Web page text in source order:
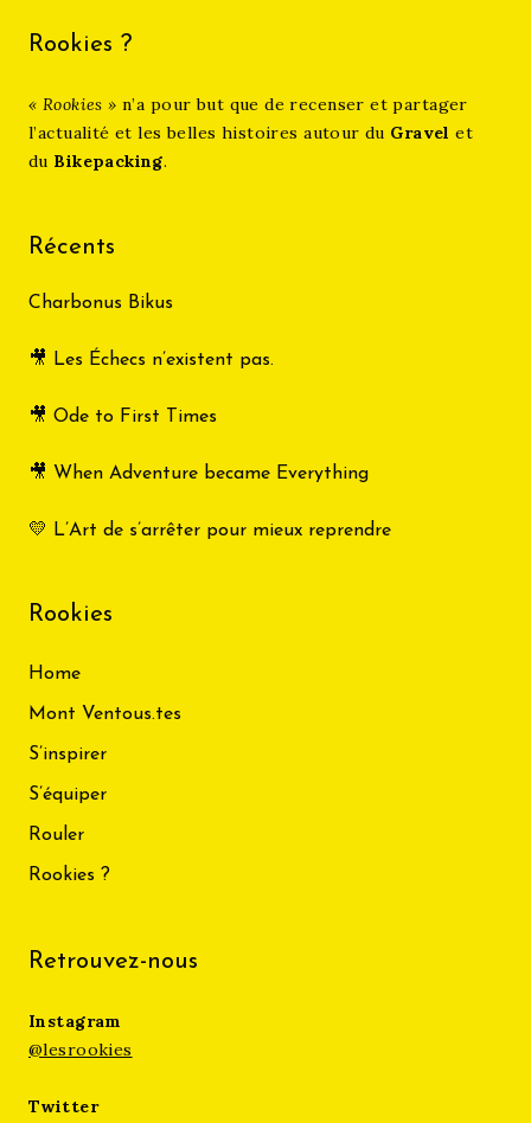
Rookies ?
« Rookies »n’a pour but que de recenser et partager
l’actualité et les belles histoires autour du Gravel et
du Bikepacking.
Récents
Charbonus Bikus
🎥 Les Échecs n’existent pas.
🎥 Ode to First Times
🎥 When Adventure became Everything
💛 L’Art de s’arrêter pour mieux reprendre
Rookies
Home
Mont Ventous.tes
S’inspirer
S’équiper
Rouler
Rookies ?
Retrouvez-nous
Instagram
@lesrookies
Twitter